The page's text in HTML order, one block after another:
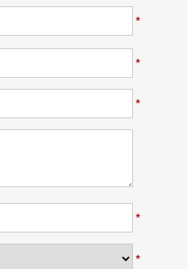
*
*
*
*
*